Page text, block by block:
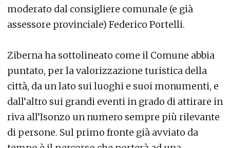
moderato dal consigliere comunale (e già
assessore provinciale) Federico Portelli.
Ziberna ha sottolineato come il Comune abbia
puntato, per la valorizzazione turistica della
città, da un lato sui luoghi e suoi monumenti, e
dall’altro sui grandi eventi in grado di attirare in
riva all’Isonzo un numero sempre più rilevante
di persone. Sul primo fronte già avviato da